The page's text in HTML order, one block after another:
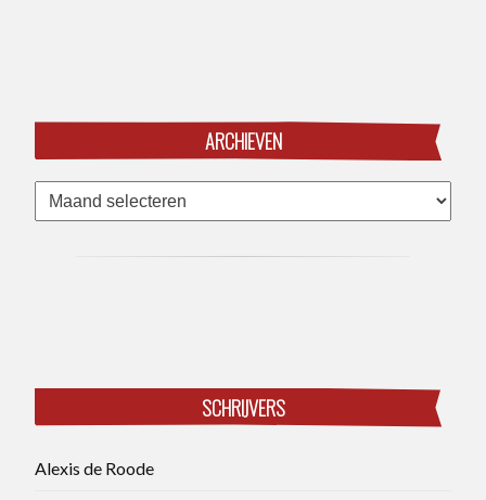
ARCHIEVEN
Archieven
SCHRIJVERS
Alexis de Roode